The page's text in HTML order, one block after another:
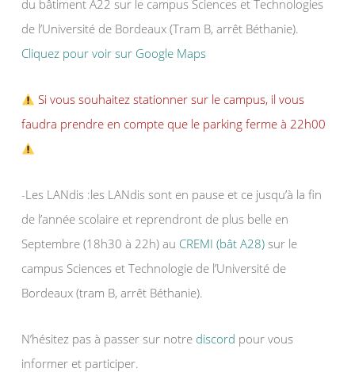
du bâtiment A22 sur le campus Sciences et Technologies
de l’Université de Bordeaux (Tram B, arrêt Béthanie).
Cliquez pour voir sur Google Maps
Si vous souhaitez stationner sur le campus, il vous
faudra prendre en compte que le parking ferme à 22h00
-Les LANdis :les LANdis sont en pause et ce jusqu’à la fin
de l’année scolaire et reprendront de plus belle en
Septembre (18h30 à 22h) au CREMI (bât A28) sur le
campus Sciences et Technologie de l’Université de
Bordeaux (tram B, arrêt Béthanie).
N’hésitez pas à passer sur notre discord pour vous
informer et participer.